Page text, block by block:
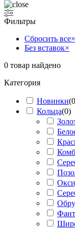
Фильтры
Сбросить все×
Без вставок×
0 товар найдено
Категория
Новинки(0
Кольца(0)